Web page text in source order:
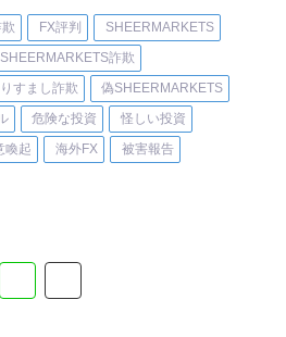
FX評判
SHEERMARKETS
SHEERMARKETS詐欺
すまし詐欺
偽SHEERMARKETS
危険な投資
怪しい投資
喚起 海外FX
被害報告